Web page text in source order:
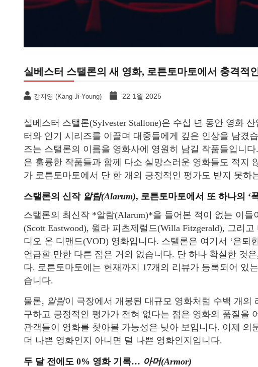
실베스터 스탤론의 새 영화, 로튼토마토에서 충격적
강지영 (Kang Ji-Young) 22 1월 2025
실베스터 스탤론(Sylvester Stallone)은 수십 년 동안 영화
터와 인기 시리즈를 이끌며 대중들에게 깊은 인상을 남겼
즈는 스탤론의 이름을 영화사에 영원히 남길 작품들입니
은 훌륭한 작품들과 함께 다소 실망스러운 영화들도 적지
가 로튼토마토에서 단 한 개의 긍정적인 평가도 받지 못하
스탤론의 신작 알람(Alarum), 로튼토마토에서 또 하나의 ‘
스탤론의 최신작 *알람(Alarum)*을 들어본 적이 없는 이
(Scott Eastwood), 윌라 피츠제럴드(Willa Fitzgerald), 그리
디오 온 디맨드(VOD) 영화입니다. 스탤론은 여기서 ‘은퇴
언급할 만한 다른 점은 거의 없습니다. 단 하나 확실한 것
다. 로튼토마토에는 현재까지 17개의 리뷰가 등록되어 있
습니다.
물론, 알람이 극장에서 개봉된 대규모 영화처럼 수백 개의
구하고 긍정적인 평가가 전혀 없다는 점은 영화의 품질을
관객들이 영화를 찾아볼 가능성은 낮아 보입니다. 이제 의
더 나쁜 영화인지 아니면 덜 나쁜 영화인지입니다.
두 달 전에도 0% 영화 기록… 아머(Armor)